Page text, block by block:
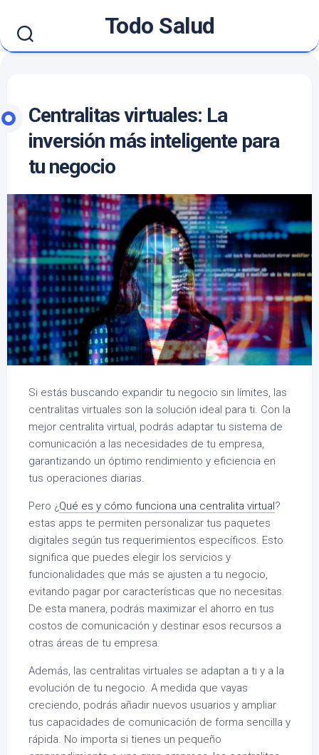
content
Todo Salud
Centralitas virtuales: La
inversión más inteligente para
tu negocio
Si estás buscando expandir tu negocio sin límites, las
centralitas virtuales son la solución ideal para ti. Con la
mejor centralita virtual, podrás adaptar tu sistema de
comunicación a las necesidades de tu empresa,
garantizando un óptimo rendimiento y eficiencia en
tus operaciones diarias.
Pero ¿Qué es y cómo funciona una centralita virtual ?
estas apps te permiten personalizar tus paquetes
digitales según tus requerimientos específicos. Esto
significa que puedes elegir los servicios y
funcionalidades que más se ajusten a tu negocio,
evitando pagar por características que no necesitas.
De esta manera, podrás maximizar el ahorro en tus
costos de comunicación y destinar esos recursos a
otras áreas de tu empresa.
Además, las centralitas virtuales se adaptan a ti y a la
evolución de tu negocio. A medida que vayas
creciendo, podrás añadir nuevos usuarios y ampliar
tus capacidades de comunicación de forma sencilla y
rápida. No importa si tienes un pequeño